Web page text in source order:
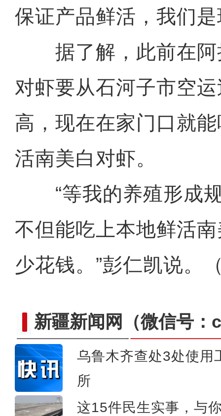
保证产品鲜活，我们
据了解，此前在阿
对虾要从石河子市空
高，现在在家门口就
活南美白对虾。
“等我的养殖形成规
不但能吃上本地鲜活
少花钱。”彭仁凯说。
新疆新闻网 （微信号
乌鲁木齐查处3处使用
所
这15件民生实事，与